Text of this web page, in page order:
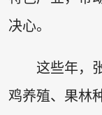
决心。
这些年，
鸡养殖、果林